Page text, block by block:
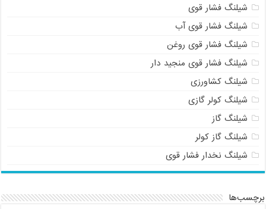
شیلنگ فشار قوی
شیلنگ فشار قوی آب
شیلنگ فشار قوی روغن
شیلنگ فشار قوی منجید دار
شیلنگ کشاورزی
شیلنگ کولر گازی
شیلنگ گاز
شیلنگ گاز کولر
شیلنگ نخدار فشار قوی
برچسب‌ها